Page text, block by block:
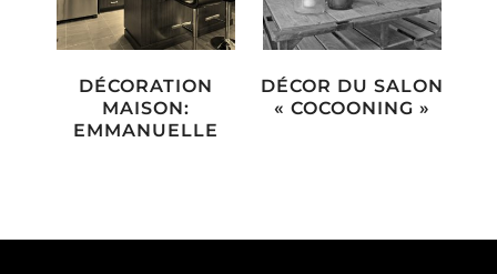
DÉCORATION
MAISON:
EMMANUELLE
DÉCOR DU SALON
« COCOONING »